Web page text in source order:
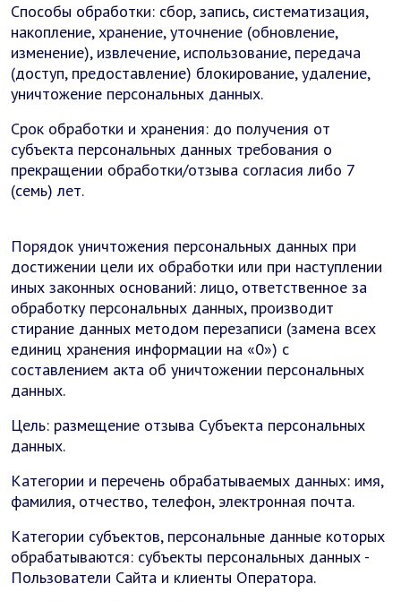
Способы обработки: сбор, запись, систематизация,
накопление, хранение, уточнение (обновление,
изменение), извлечение, использование, передача
(доступ, предоставление) блокирование, удаление,
уничтожение персональных данных.
Срок обработки и хранения: до получения от
субъекта персональных данных требования о
прекращении обработки/отзыва согласия либо 7
(семь) лет.
Порядок уничтожения персональных данных при
достижении цели их обработки или при наступлении
иных законных оснований: лицо, ответственное за
обработку персональных данных, производит
стирание данных методом перезаписи (замена всех
единиц хранения информации на «0») с
составлением акта об уничтожении персональных
данных.
Цель: размещение отзыва Субъекта персональных
данных.
Категории и перечень обрабатываемых данных: имя,
фамилия, отчество, телефон, электронная почта.
Категории субъектов, персональные данные которых
обрабатываются: субъекты персональных данных -
Пользователи Сайта и клиенты Оператора.